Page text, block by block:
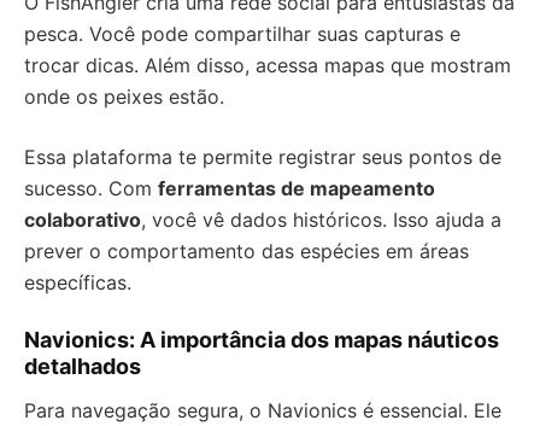
pesca. Você pode compartilhar suas capturas e
trocar dicas. Além disso, acessa mapas que mostram
onde os peixes estão.
Essa plataforma te permite registrar seus pontos de
sucesso. Com ferramentas de mapeamento
colaborativo, você vê dados históricos. Isso ajuda a
prever o comportamento das espécies em áreas
específicas.
Navionics: A importância dos mapas náuticos
detalhados
Para navegação segura, o Navionics é essencial. Ele